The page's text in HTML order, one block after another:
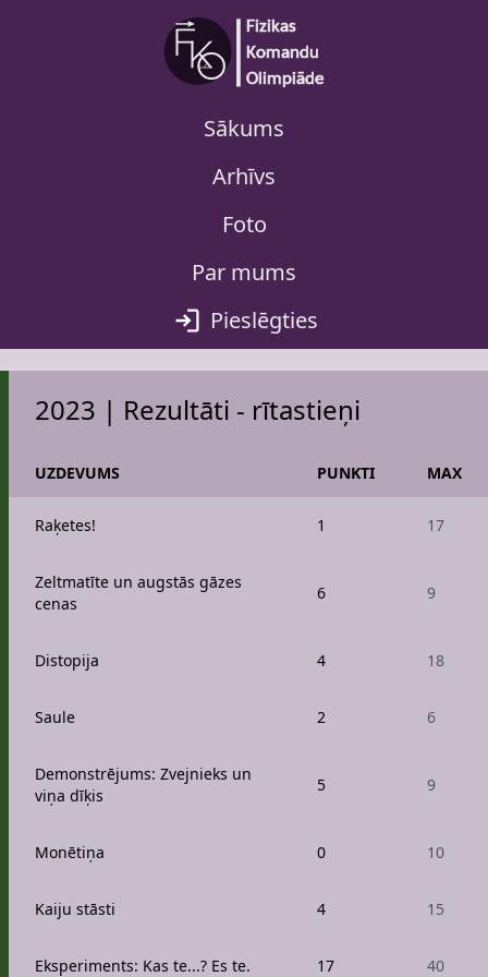
Sākums
Arhīvs
Foto
Par mums
Pieslēgties
2023 | Rezultāti - rītastieņi
UZDEVUMS PUNKTI MAX
Raķetes! 1 17
Zeltmatīte un augstās gāzes
cenas
6 9
Distopija 4 18
Saule 2 6
Demonstrējums: Zvejnieks un
viņa dīķis
5 9
Monētiņa 0 10
Kaiju stāsti 4 15
Eksperiments: Kas te...? Es te. 17 40